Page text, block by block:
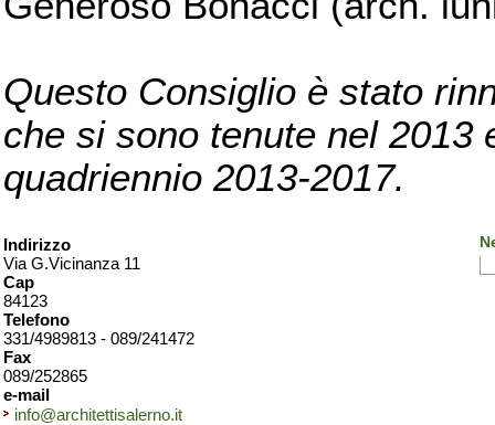
Questo Consiglio è stato
che si sono tenute nel 2013
quadriennio 2013-2017.
Indirizzo
Via G.Vicinanza 11
Cap
84123
Telefono
331/4989813 - 089/241472
Fax
089/252865
e-mail
info@architettisalerno.it